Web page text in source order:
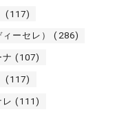
(117)
ーセレ） (286)
ナ (107)
(117)
レ (111)